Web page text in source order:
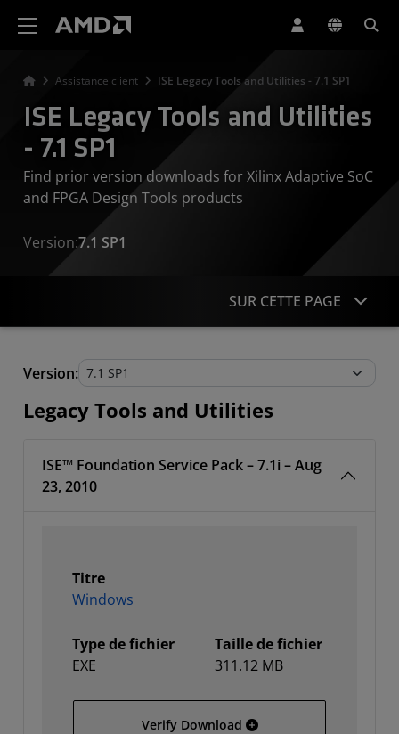
Assistance client ISE Legacy Tools and Utilities - 7.1 SP1
ISE Legacy Tools and Utilities
- 7.1 SP1
Find prior version downloads for Xilinx Adaptive SoC
and FPGA Design Tools products
Version:7.1 SP1
SUR CETTE PAGE
Legacy Tools and Utilities
Version:
Legacy Tools and Utilities
ISE™ Foundation Service Pack – 7.1i – Aug
23, 2010
Titre
Windows
Type de fichier
EXE
Taille de fichier
311.12 MB
Verify Download Windows